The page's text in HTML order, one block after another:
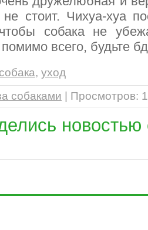
не стоит. Чихуа-хуа
собака не
помимо всего, будьте
собака, уход
собаками Просмотров:
новостью